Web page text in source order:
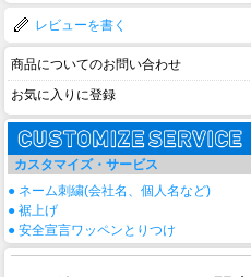
レビューを書く
商品についてのお問い合わせ
お気に入りに登録
カスタマイズ・サービス
● ネーム刺繍(会社名、個人名など)
● 裾上げ
● 安全宣言ワッペンとりつけ